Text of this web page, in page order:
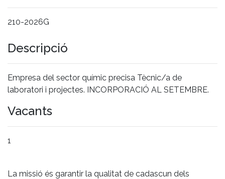
210-2026G
Descripció
Empresa del sector químic precisa Tècnic/a de
laboratori i projectes. INCORPORACIÓ AL SETEMBRE.
Vacants
1
La missió és garantir la qualitat de cadascun dels